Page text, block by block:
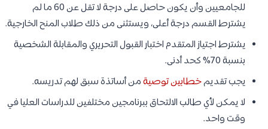
للجامعيين وأن يكون حاصل على درجة لا تقل عن 60 ما لم
يشترط القسم درجة أعلى، ويستثنى من ذلك طلاب المنح الخارجية.
يشترط اجتياز المتقدم اختبار القبول التحريري والمقابلة الشخصية
بنسبة 70% كحد أدنى.
يجب تقديمخطابين توصيةمن أساتذة سبق لهم تدريسه.
لا يمكن لأي طالب الالتحاق ببرنامجين مختلفين للدراسات العليا في
وقت واحد.